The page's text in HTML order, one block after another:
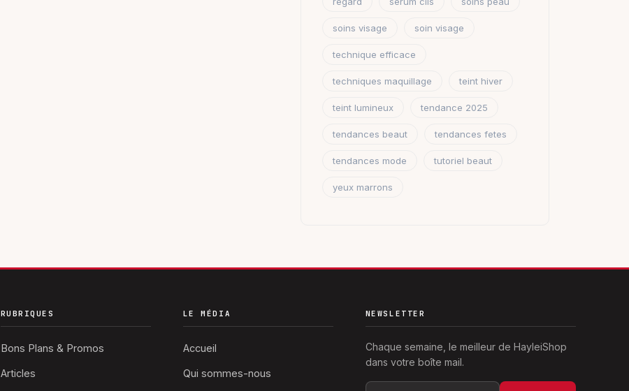
soins visage soin visage
technique efficace
techniques maquillage teint hiver
teint lumineux tendance 2025
tendances beaut tendances fetes
tendances mode tutoriel beaut
yeux marrons
RUBRIQUES
Bons Plans & Promos
Articles
LE MÉDIA
Accueil
Qui sommes-nous
NEWSLETTER
Chaque semaine, le meilleur de HayleiShop
dans votre boîte mail.